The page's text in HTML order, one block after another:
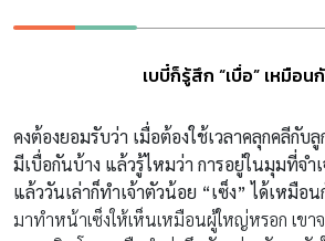
เบบี๋ก็รู้สึก “เบื่อ” เหมือน
คงต้องยอมรับว่า เมื่อต้องใช้เวลาคลุกคลีกับ
มีเบื่อกันบ้าง แล้วรู้ไหมว่า การอยู่ในมุมที่จำ
แล้ววันเล่าก็ทำเจ้าตัวน้อย “เซ็ง” ได้เหมือ
มาทำหน้าเซ็งให้เห็นเหมือนผู้ใหญ่หรอก เขา